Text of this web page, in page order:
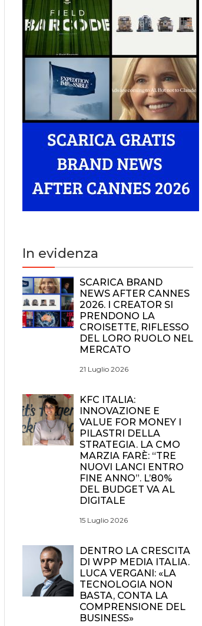
In evidenza
SCARICA BRAND
NEWS AFTER CANNES
2026. I CREATOR SI
PRENDONO LA
CROISETTE, RIFLESSO
DEL LORO RUOLO NEL
MERCATO
21 Luglio 2026
KFC ITALIA:
INNOVAZIONE E
VALUE FOR MONEY I
PILASTRI DELLA
STRATEGIA. LA CMO
MARZIA FARÈ: “TRE
NUOVI LANCI ENTRO
FINE ANNO”. L’80%
DEL BUDGET VA AL
DIGITALE
15 Luglio 2026
DENTRO LA CRESCITA
DI WPP MEDIA ITALIA.
LUCA VERGANI: «LA
TECNOLOGIA NON
BASTA, CONTA LA
COMPRENSIONE DEL
BUSINESS»